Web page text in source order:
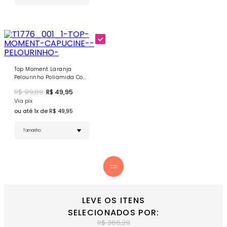
NÃO POSSUI FORRO
COMPRE AGORA- Complete seu look com o Top Moment
Laranja Pelourinho com Bojo!
Top Moment Laranja
Pelourinho Poliamida Com
R$99,89 R$ 49,95
Via pix
ou até1x de R$ 49,95
LEVE OS ITENS
SELECIONADOS POR:
R$366,29